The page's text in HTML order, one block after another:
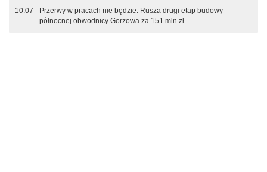
10:07
Przerwy w pracach nie będzie. Rusza drugi etap budowy
północnej obwodnicy Gorzowa za 151 mln zł